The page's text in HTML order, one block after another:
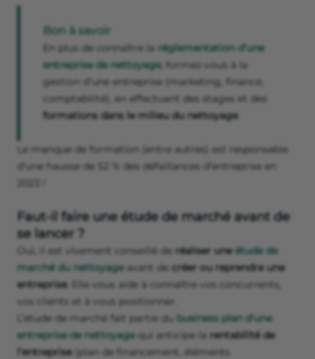
Bon à savoir
En plus de connaître la réglementation d’une
entreprise de nettoyage, formez-vous à la
gestion d’une entreprise (marketing, finance,
comptabilité), en effectuant des stages et des
formations dans le milieu du nettoyage.
Le manque de formation (entre autres) est responsable
d’une hausse de 52 % des défaillances d’entreprise en
Faut-il faire une étude de marché avant de
se lancer ?
Oui, il est vivement conseillé de réaliser uneétude de
marché du nettoyageavant de créer ou reprendre une
entreprise. Elle vous aide à connaître vos concurrents,
vos clients et à vous positionner.
L’étude de marché fait partie du business plan d'une
entreprise de nettoyagequi anticipe la rentabilité de
l’entreprise(plan de financement, éléments